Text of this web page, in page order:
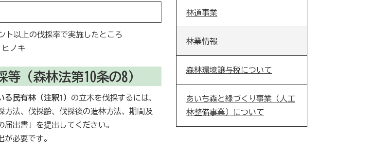
ト以上の伐採率で実施したところ
ヒノキ
（森林法第10条の8）
民有林（注釈1） の立木を伐採するには、
法、伐採齢、伐採後の造林方法、期間及
出書」を提出してください。
必要です。
林道事業
林業情報
森林環境譲与税について
あいち森と緑づくり事業（人工
林整備事業）について